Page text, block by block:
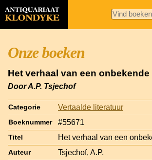
Onze boeken
Het verhaal van een onbekende
Door A.P. Tsjechof
Categorie Vertaalde literatuur
Boeknummer #55671
Titel Het verhaal van een
Auteur Tsjechof, A.P.